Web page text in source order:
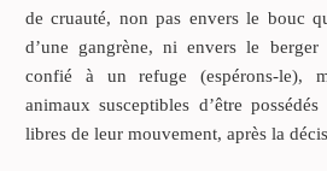
de cruauté, non pas envers le bouc
d’une gangrène, ni envers le
confié à un refuge (espérons-le),
animaux susceptibles d’être
libres de leur mouvement, après la